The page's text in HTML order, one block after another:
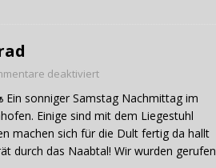
deaktiviert
sonniger Samstag Nachmittag im
Einige sind mit dem Liegestuhl
machen sich für die Dult fertig da hallt
durch das Naabtal! Wir wurden gerufen